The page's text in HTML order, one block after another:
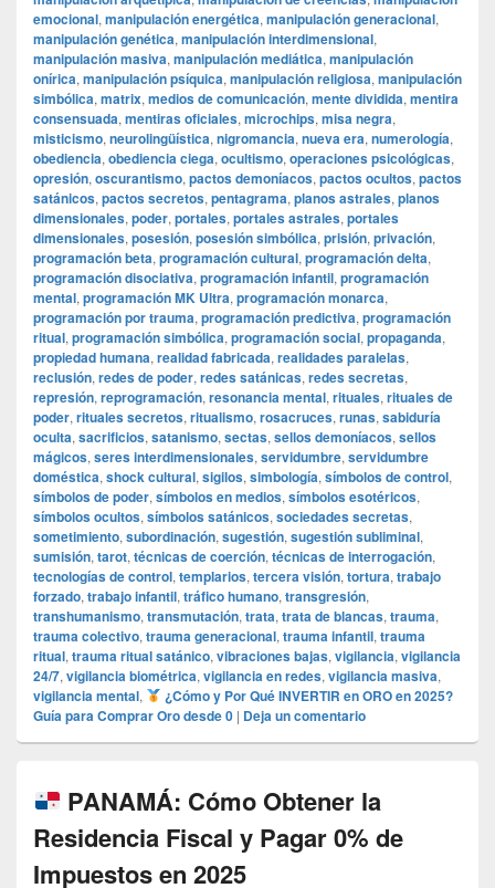
emocional, manipulación energética, manipulación generacional,
manipulación genética, manipulación interdimensional,
manipulación masiva, manipulación mediática, manipulación
onírica, manipulación psíquica, manipulación religiosa, manipulación
simbólica, matrix, medios de comunicación, mente dividida, mentira
consensuada, mentiras oficiales, microchips, misa negra,
misticismo, neurolingüística, nigromancia, nueva era, numerología,
obediencia, obediencia ciega, ocultismo, operaciones psicológicas,
opresión, oscurantismo, pactos demoníacos, pactos ocultos, pactos
satánicos, pactos secretos, pentagrama, planos astrales, planos
dimensionales, poder, portales, portales astrales, portales
dimensionales, posesión, posesión simbólica, prisión, privación,
programación beta, programación cultural, programación delta,
programación disociativa, programación infantil, programación
mental, programación MK Ultra, programación monarca,
programación por trauma, programación predictiva, programación
ritual, programación simbólica, programación social, propaganda,
propiedad humana, realidad fabricada, realidades paralelas,
reclusión, redes de poder, redes satánicas, redes secretas,
represión, reprogramación, resonancia mental, rituales, rituales de
poder, rituales secretos, ritualismo, rosacruces, runas, sabiduría
oculta, sacrificios, satanismo, sectas, sellos demoníacos, sellos
mágicos, seres interdimensionales, servidumbre, servidumbre
doméstica, shock cultural, sigilos, simbología, símbolos de control,
símbolos de poder, símbolos en medios, símbolos esotéricos,
símbolos ocultos, símbolos satánicos, sociedades secretas,
sometimiento, subordinación, sugestión, sugestión subliminal,
sumisión, tarot, técnicas de coerción, técnicas de interrogación,
tecnologías de control, templarios, tercera visión, tortura, trabajo
forzado, trabajo infantil, tráfico humano, transgresión,
transhumanismo, transmutación, trata, trata de blancas, trauma,
trauma colectivo, trauma generacional, trauma infantil, trauma
ritual, trauma ritual satánico, vibraciones bajas, vigilancia, vigilancia
24/7, vigilancia biométrica, vigilancia en redes, vigilancia masiva,
vigilancia mental,
¿Cómo y Por Qué INVERTIR en ORO en 2025?
Guía para Comprar Oro desde 0 | Deja un comentario
PANAMÁ: Cómo Obtener la
Residencia Fiscal y Pagar 0% de
Impuestos en 2025